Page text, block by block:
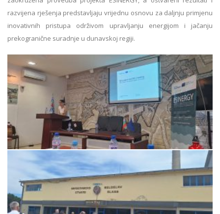
razvijena rješenja predstavljaju vrijednu osnovu za daljnju primjenu
inovativnih pristupa održivom upravljanju energijom i jačanju
prekogranične suradnje u dunavskoj regiji.